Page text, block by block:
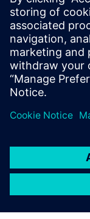
Odkrijte več o
Platforma, ki vam
zagotavlja
industrijo.
Izvedite več